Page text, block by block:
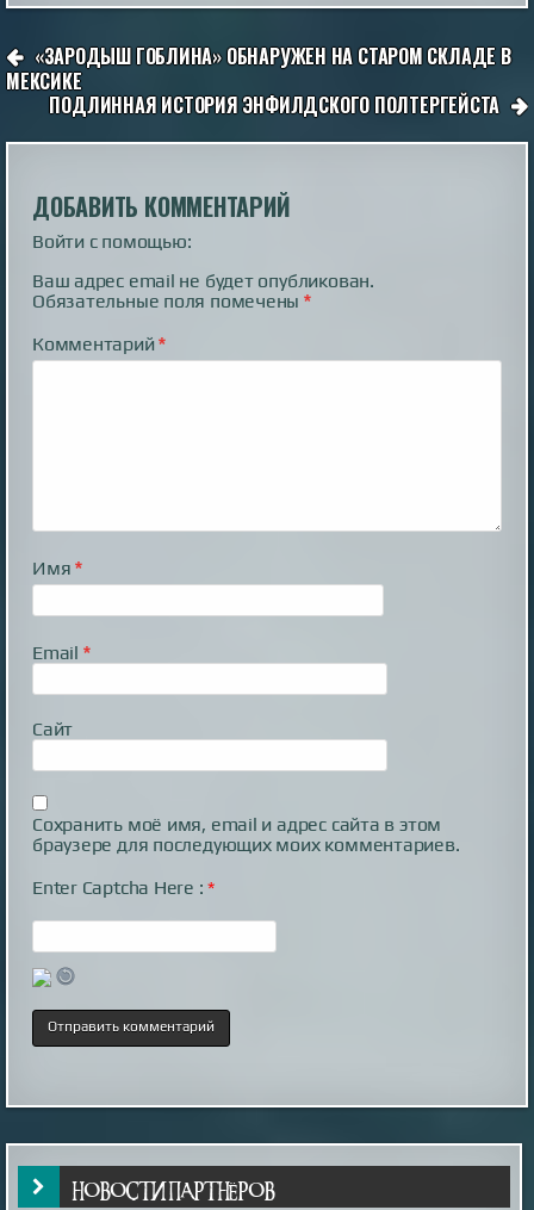
НАВИГАЦИЯ
ПО
ЗАПИСЯМ
«ЗАРОДЫШ ГОБЛИНА» ОБНАРУЖЕН НА СТАРОМ СКЛАДЕ В
МЕКСИКЕ
ПОДЛИННАЯ ИСТОРИЯ ЭНФИЛДСКОГО ПОЛТЕРГЕЙСТА
ДОБАВИТЬ КОММЕНТАРИЙ
Войти с помощью:
Ваш адрес email не будет опубликован.
Обязательные поля помечены*
Комментарий*
Имя*
Email *
Сайт
Сохранить моё имя, email и адрес сайта в этом
браузере для последующих моих комментариев.
Enter Captcha Here :*
НОВОСТИ ПАРТНЁРОВ